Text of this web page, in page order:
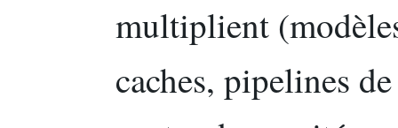
multiplient
caches, pipelines